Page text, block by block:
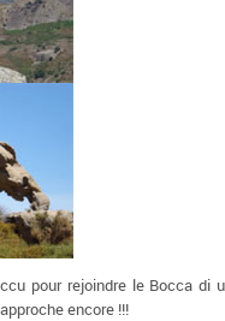
pour rejoindre le Bocca di u
encore !!!